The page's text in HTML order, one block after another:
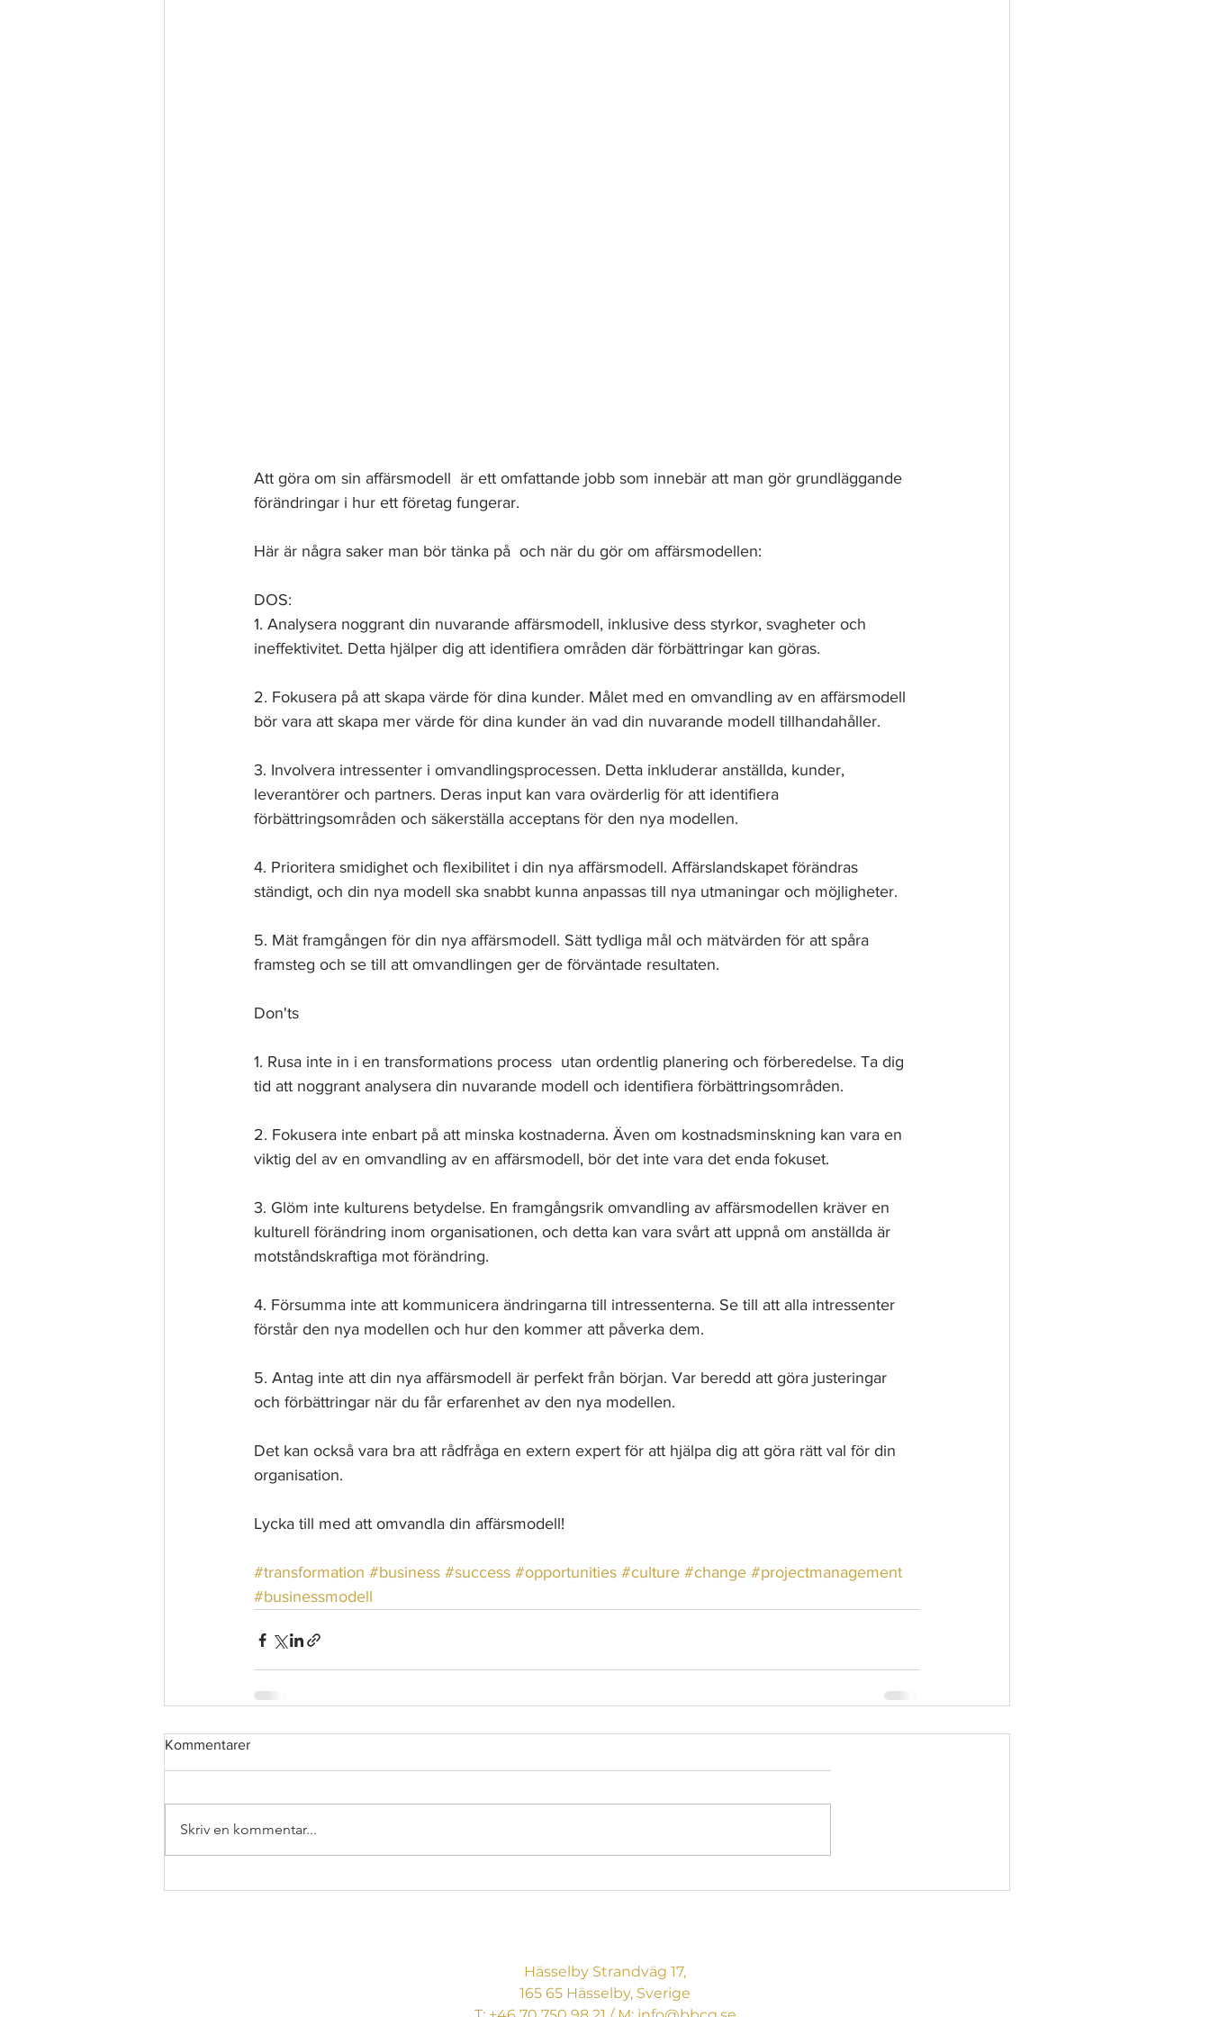
Att göra om sin affärsmodell  är ett omfattande jobb som innebär att man gör grundläggande
förändringar i hur ett företag fungerar.
Här är några saker man bör tänka på  och när du gör om affärsmodellen:
DOS:
1. Analysera noggrant din nuvarande affärsmodell, inklusive dess styrkor, svagheter och
ineffektivitet. Detta hjälper dig att identifiera områden där förbättringar kan göras.
2. Fokusera på att skapa värde för dina kunder. Målet med en omvandling av en affärsmodell
bör vara att skapa mer värde för dina kunder än vad din nuvarande modell tillhandahåller.
3. Involvera intressenter i omvandlingsprocessen. Detta inkluderar anställda, kunder,
leverantörer och partners. Deras input kan vara ovärderlig för att identifiera
förbättringsområden och säkerställa acceptans för den nya modellen.
4. Prioritera smidighet och flexibilitet i din nya affärsmodell. Affärslandskapet förändras
ständigt, och din nya modell ska snabbt kunna anpassas till nya utmaningar och möjligheter.
5. Mät framgången för din nya affärsmodell. Sätt tydliga mål och mätvärden för att spåra
framsteg och se till att omvandlingen ger de förväntade resultaten.
Don'ts
1. Rusa inte in i en transformations process  utan ordentlig planering och förberedelse. Ta dig
tid att noggrant analysera din nuvarande modell och identifiera förbättringsområden.
2. Fokusera inte enbart på att minska kostnaderna. Även om kostnadsminskning kan vara en
viktig del av en omvandling av en affärsmodell, bör det inte vara det enda fokuset.
3. Glöm inte kulturens betydelse. En framgångsrik omvandling av affärsmodellen kräver en
kulturell förändring inom organisationen, och detta kan vara svårt att uppnå om anställda är
motståndskraftiga mot förändring.
4. Försumma inte att kommunicera ändringarna till intressenterna. Se till att alla intressenter
förstår den nya modellen och hur den kommer att påverka dem.
5. Antag inte att din nya affärsmodell är perfekt från början. Var beredd att göra justeringar
och förbättringar när du får erfarenhet av den nya modellen.
Det kan också vara bra att rådfråga en extern expert för att hjälpa dig att göra rätt val för din
organisation.
Lycka till med att omvandla din affärsmodell!
#transformation #business #success #opportunities #culture #change #projectmanagement
#businessmodell
Kommentarer
Skriv en kommentar...
Hässelby Strandväg 17,
165 65 Hässelby, Sverige